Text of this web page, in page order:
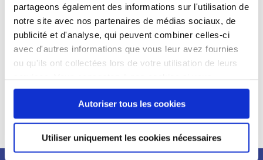
partageons également des informations sur l'utilisation de
notre site avec nos partenaires de médias sociaux, de
publicité et d'analyse, qui peuvent combiner celles-ci
avec d'autres informations que vous leur avez fournies
ou qu'ils ont collectées lors de votre utilisation de leurs
continuez à utiliser notre site Web.
Autoriser tous les cookies
Utiliser uniquement les cookies nécessaires
Expérience :
Processus
de
recrutement